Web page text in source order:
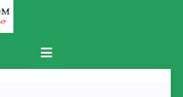
Primary
Menu